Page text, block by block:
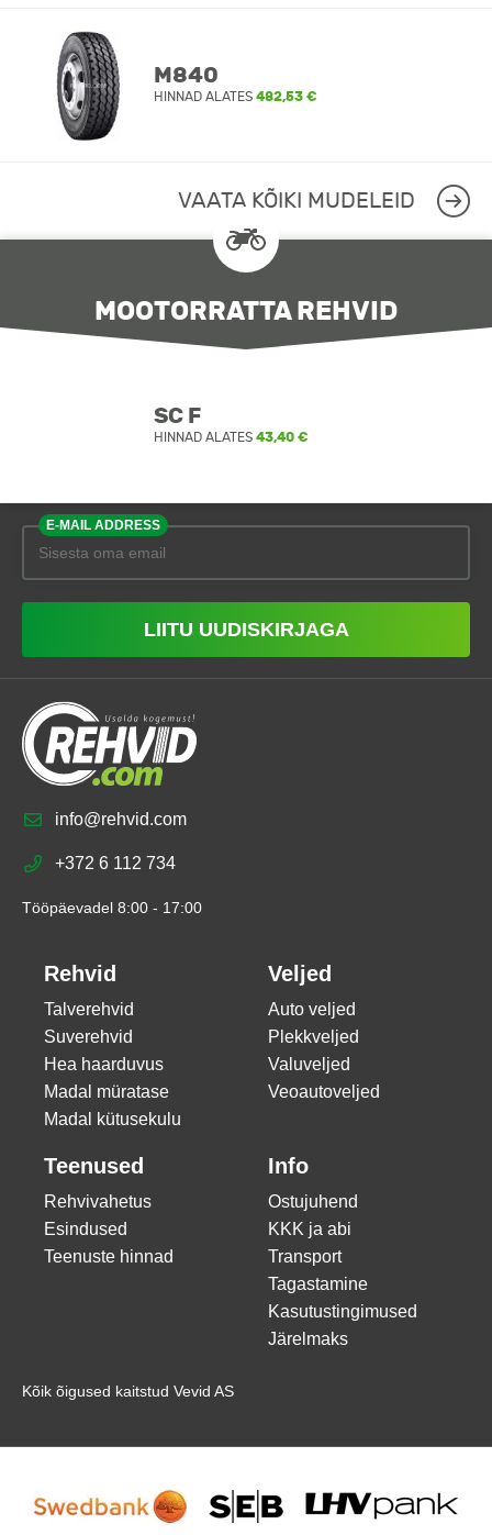
M840
HINNAD ALATES 482,53 €
VAATA KÕIKI MUDELEID
MOOTORRATTA REHVID
SC F
HINNAD ALATES 43,40 €
E-MAIL ADDRESS
LIITU UUDISKIRJAGA
info@rehvid.com
+372 6 112 734
Tööpäevadel 8:00 - 17:00
Rehvid
Talverehvid
Suverehvid
Hea haarduvus
Madal müratase
Madal kütusekulu
Veljed
Auto veljed
Plekkveljed
Valuveljed
Veoautoveljed
Teenused
Rehvivahetus
Esindused
Teenuste hinnad
Info
Ostujuhend
KKK ja abi
Transport
Tagastamine
Kasutustingimused
Järelmaks
Kõik õigused kaitstud Vevid AS